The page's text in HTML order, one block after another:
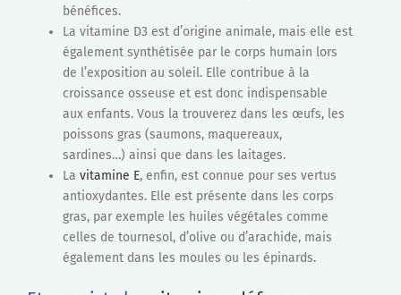
bénéfices.
La vitamine D3 est d’origine animale, mais elle est
également synthétisée par le corps humain lors
de l’exposition au soleil. Elle contribue à la
croissance osseuse et est donc indispensable
aux enfants. Vous la trouverez dans les œufs, les
poissons gras (saumons, maquereaux,
sardines…) ainsi que dans les laitages.
La vitamine E, enfin, est connue pour ses vertus
antioxydantes. Elle est présente dans les corps
gras, par exemple les huiles végétales comme
celles de tournesol, d’olive ou d’arachide, mais
également dans les moules ou les épinards.